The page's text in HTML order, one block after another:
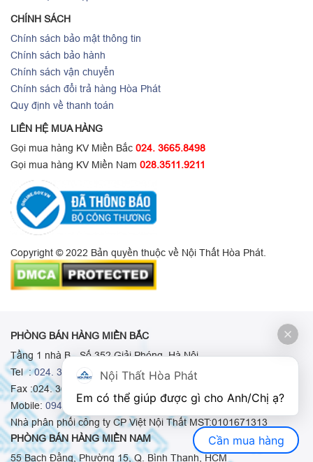
CHÍNH SÁCH
Chính sách bảo mật thông tin
Chính sách bảo hành
Chính sách vận chuyển
Chính sách đổi trả hàng Hòa Phát
Quy định về thanh toán
LIÊN HỆ MUA HÀNG
Gọi mua hàng KV Miền Bắc 024. 3665.8498
Gọi mua hàng KV Miền Nam 028.3511.9211
Copyright © 2022 Bản quyền thuộc về Nội Thất Hòa Phát.
PHÒNG BÁN HÀNG MIỀN BẮC
Tầng 1 nhà B - Số 352 Giải Phóng, Hà Nội
Tel :024. 3665 8498-024. 3665 8966-024. 3665 8993
Fax :024. 3664.9379
Mobile: 0948.511.555- 0973.375.668- 0942.155.688
Nhà phân phối công ty CP Việt Nội Thất MST:0101671313
PHÒNG BÁN HÀNG MIỀN NAM
55 Bạch Đằng, Phường 15, Q. Bình Thạnh, HCM
Nội Thất Hòa Phát
Cần mua hàng